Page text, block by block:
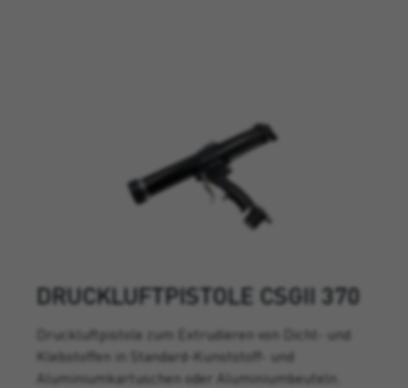
DRUCKLUFTPISTOLE CSGII 370
Druckluftpistole zum Extrudieren von Dicht- und
Klebstoffen in Standard-Kunststoff- und
Aluminiumkartuschen oder Aluminiumbeuteln.